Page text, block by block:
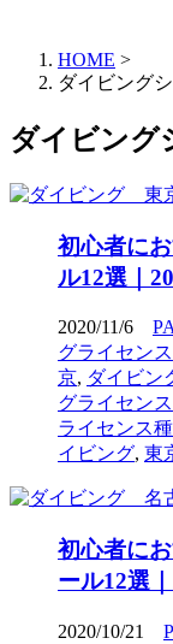
HOME >
ダイビング
ダイビング
初心者に
ル12選｜
2020/11/6
グライセンス
京, ダイビン
グライセンス
ライセンス
イビング, 東
初心者に
ール12選
2020/10/21